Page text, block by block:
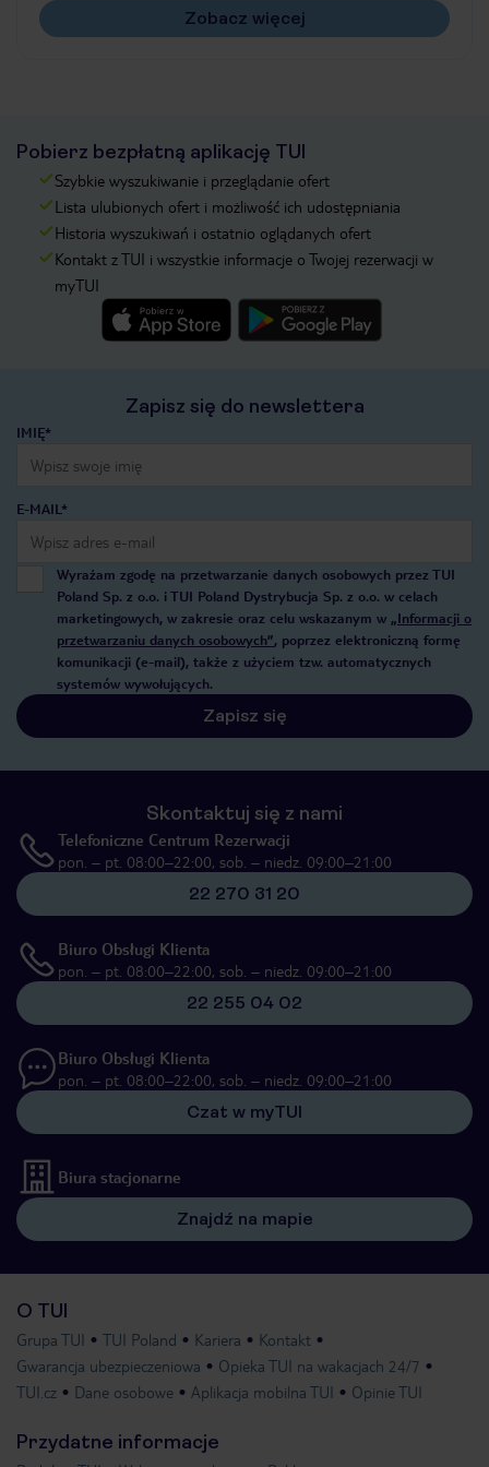
Zobacz więcej
Pobierz bezpłatną aplikację TUI
Szybkie wyszukiwanie i przeglądanie ofert
Lista ulubionych ofert i możliwość ich udostępniania
Historia wyszukiwań i ostatnio oglądanych ofert
Kontakt z TUI i wszystkie informacje o Twojej rezerwacji w
myTUI
Zapisz się do newslettera
IMIĘ*
E-MAIL*
Wyrażam zgodę na przetwarzanie danych osobowych przez TUI
Poland Sp. z o.o. i TUI Poland Dystrybucja Sp. z o.o. w celach
marketingowych, w zakresie oraz celu wskazanym w „Informacji o
przetwarzaniu danych osobowych”, poprzez elektroniczną formę
komunikacji (e-mail), także z użyciem tzw. automatycznych
systemów wywołujących.
Zapisz się
Skontaktuj się z nami
Telefoniczne Centrum Rezerwacji
pon. – pt. 08:00–22:00, sob. – niedz. 09:00–21:00
22 270 31 20
Biuro Obsługi Klienta
pon. – pt. 08:00–22:00, sob. – niedz. 09:00–21:00
22 255 04 02
Biuro Obsługi Klienta
pon. – pt. 08:00–22:00, sob. – niedz. 09:00–21:00
Czat w myTUI
Biura stacjonarne
Znajdź na mapie
O TUI
Grupa TUI TUI Poland Kariera
Kontakt
Gwarancja ubezpieczeniowa
Opieka TUI na wakacjach 24/7
TUI.cz
Dane osobowe Aplikacja mobilna TUI Opinie TUI
Przydatne informacje